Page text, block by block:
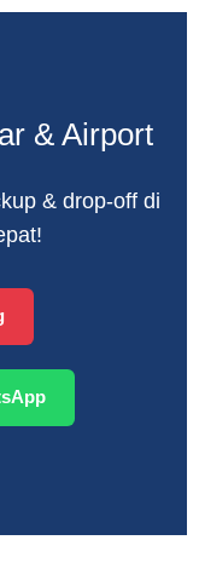
& Airport
& drop-off di